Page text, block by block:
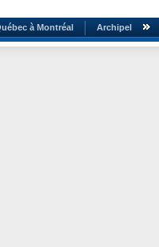
à Montréal Archipel